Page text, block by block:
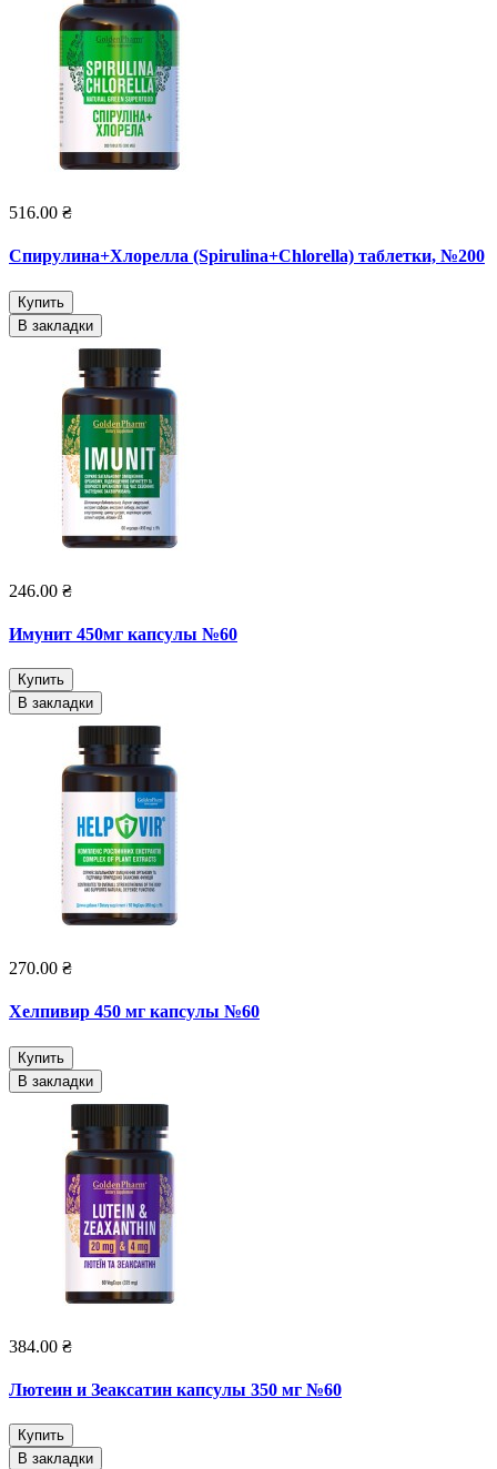
516.00 ₴
Спирулина+Хлорелла (Spirulina+Chlorella) таблетки, №200
Купить
В закладки
246.00 ₴
Имунит 450мг капсулы №60
Купить
В закладки
270.00 ₴
Хелпивир 450 мг капсулы №60
Купить
В закладки
384.00 ₴
Лютеин и Зеаксатин капсулы 350 мг №60
Купить
В закладки